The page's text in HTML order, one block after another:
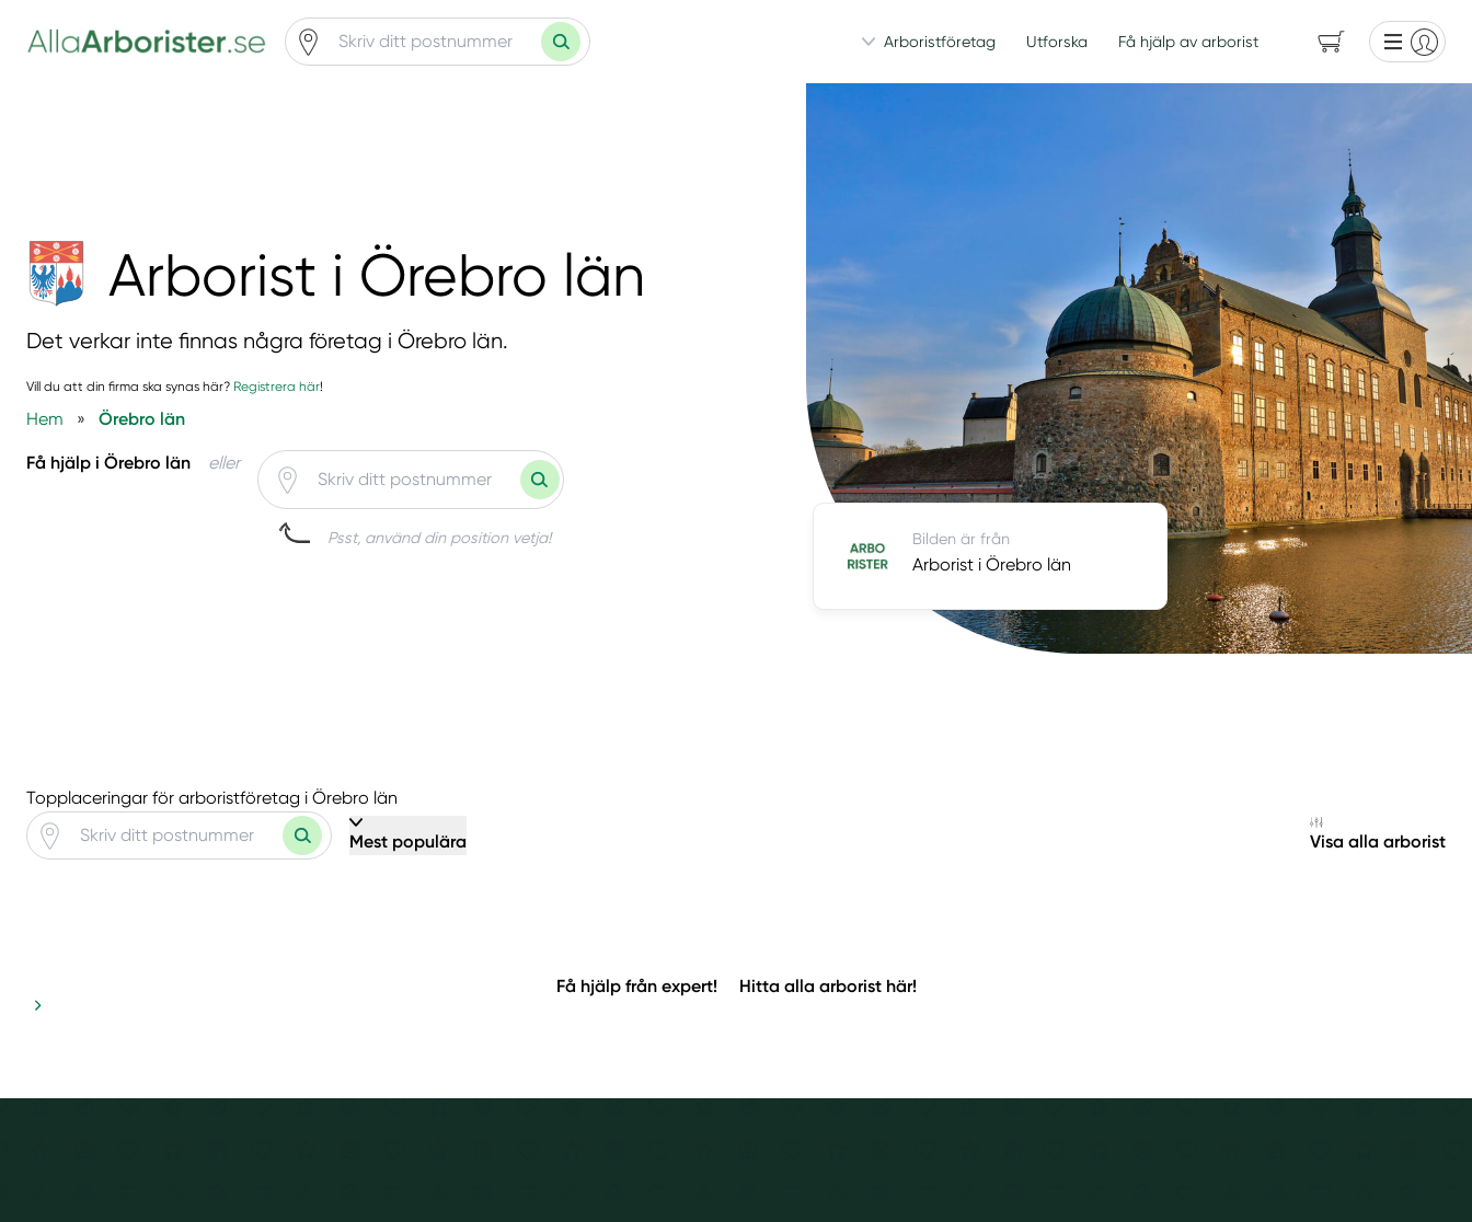
Arboristföretag Utforska Få hjälp av arborist
Arborist i Örebro län
Det verkar inte finnas några företag i Örebro län.
Vill du att din firma ska synas här? Registrera här!
Hem » Örebro län
Få hjälp i Örebro län eller
Psst, använd din position vetja! Bilden är från
Arborist i Örebro län
Topplaceringar för arboristföretag i Örebro län
Mest populära Visa alla arborist
Få hjälp från expert! Hitta alla arborist här!